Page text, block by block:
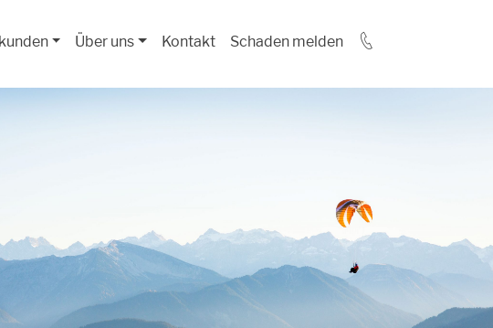
Über uns Kontakt Schaden melden